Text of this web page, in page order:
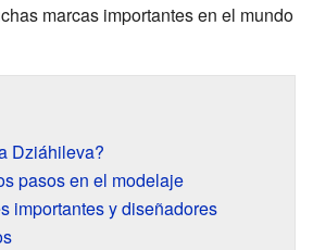
marcas importantes en el mundo
Dziáhileva?
pasos en el modelaje
importantes y diseñadores